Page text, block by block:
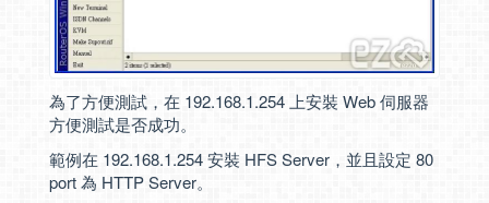
為了方便測試，在 192.168.1.254 上安裝 Web 伺服器
方便測試是否成功。
範例在 192.168.1.254 安裝 HFS Server，並且設定 80
port 為 HTTP Server。